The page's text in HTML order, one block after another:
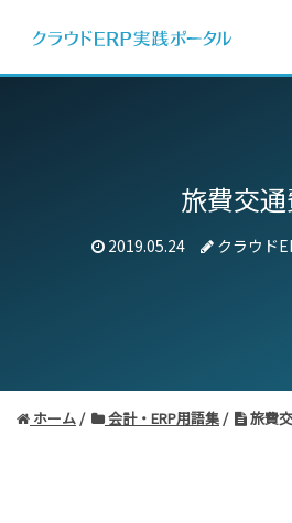
旅費交
2019.05.24 クラウド
ホーム 会計・ERP用語集 旅費